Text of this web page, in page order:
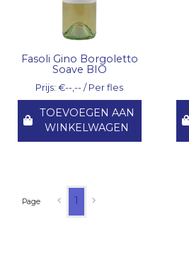
Fasoli Gino Borgoletto
Soave BIO
Prijs: €--,-- / Per fles
TOEVOEGEN AAN
WINKELWAGEN
Page 1